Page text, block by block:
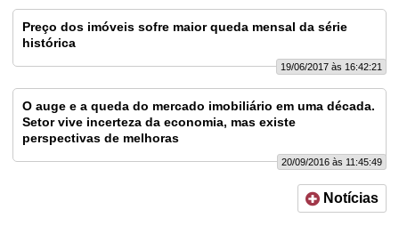
Preço dos imóveis sofre maior queda mensal da série
histórica
19/06/2017 às 16:42:21
O auge e a queda do mercado imobiliário em uma década.
Setor vive incerteza da economia, mas existe
perspectivas de melhoras
20/09/2016 às 11:45:49
Notícias